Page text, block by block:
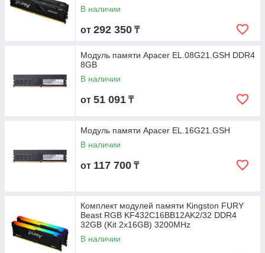
В наличии
от 292 350 ₸
Модуль памяти Apacer EL.08G21.GSH DDR4
8GB
В наличии
от 51 091 ₸
Модуль памяти Apacer EL.16G21.GSH
В наличии
от 117 700 ₸
Комплект модулей памяти Kingston FURY
Beast RGB KF432C16BB12AK2/32 DDR4
32GB (Kit 2x16GB) 3200MHz
В наличии